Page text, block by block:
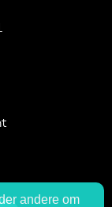
andere om